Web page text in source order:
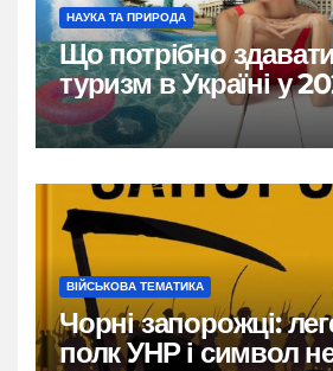
НАУКА ТА ПРИРОДА
Що потрібно
туризм в Україні у
ВІЙСЬКОВА ТЕМАТИКА
Чорні запорожці:
полк УНР і символ